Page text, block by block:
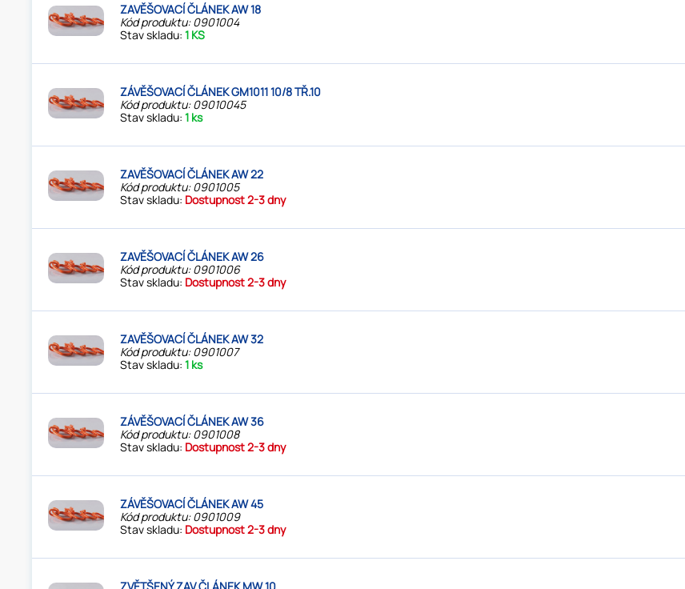
ZAVĚŠOVACÍ ČLÁNEK AW 18
Kód produktu: 0901004
Stav skladu:1 KS
ZÁVĚŠOVACÍ ČLÁNEK GM1011 10/8 TŘ.10
Kód produktu: 09010045
Stav skladu:1 ks
ZAVĚŠOVACÍ ČLÁNEK AW 22
Kód produktu: 0901005
Stav skladu: Dostupnost 2-3 dny
ZAVĚŠOVACÍ ČLÁNEK AW 26
Kód produktu: 0901006
Stav skladu: Dostupnost 2-3 dny
ZAVĚŠOVACÍ ČLÁNEK AW 32
Kód produktu: 0901007
Stav skladu:1 ks
ZÁVĚŠOVACÍ ČLÁNEK AW 36
Kód produktu: 0901008
Stav skladu: Dostupnost 2-3 dny
ZÁVĚŠOVACÍ ČLÁNEK AW 45
Kód produktu: 0901009
Stav skladu: Dostupnost 2-3 dny
ZVĚTŠENÝ ZAV.ČLÁNEK MW 10